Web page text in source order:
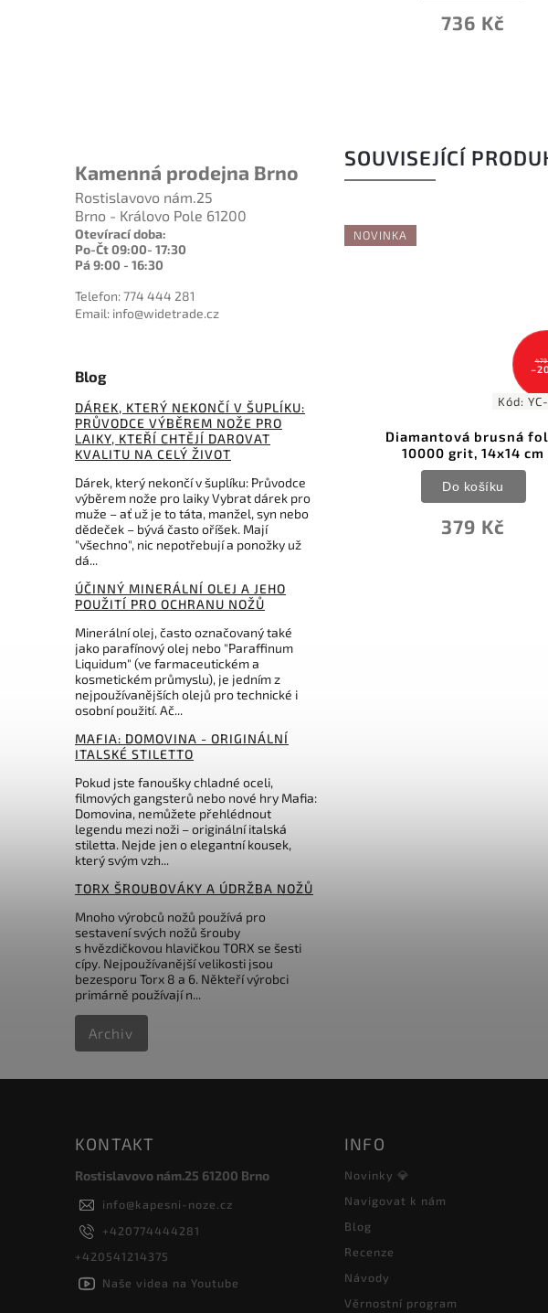
Kamenná prodejna Brno
Rostislavovo nám.25
Brno - Královo Pole 61200
Otevírací doba:
Po-Čt 09:00- 17:30
Pá 9:00 - 16:30
Telefon: 774 444 281
Email: info@widetrade.cz
Blog
DÁREK, KTERÝ NEKONČÍ V ŠUPLÍKU:
PRŮVODCE VÝBĚREM NOŽE PRO
LAIKY, KTEŘÍ CHTĚJÍ DAROVAT
KVALITU NA CELÝ ŽIVOT
Dárek, který nekončí v šuplíku: Průvodce
výběrem nože pro laiky Vybrat dárek pro
muže – ať už je to táta, manžel, syn nebo
dědeček – bývá často oříšek. Mají
"všechno", nic nepotřebují a ponožky už
dá...
ÚČINNÝ MINERÁLNÍ OLEJ A JEHO
POUŽITÍ PRO OCHRANU NOŽŮ
Minerální olej, často označovaný také
jako parafínový olej nebo "Paraffinum
Liquidum" (ve farmaceutickém a
kosmetickém průmyslu), je jedním z
nejpoužívanějších olejů pro technické i
osobní použití. Ač...
MAFIA: DOMOVINA - ORIGINÁLNÍ
ITALSKÉ STILETTO
Pokud jste fanoušky chladné oceli,
filmových gangsterů nebo nové hry Mafia:
Domovina, nemůžete přehlédnout
legendu mezi noži – originální italská
stiletta. Nejde jen o elegantní kousek,
který svým vzh...
TORX ŠROUBOVÁKY A ÚDRŽBA NOŽŮ
Mnoho výrobců nožů používá pro
sestavení svých nožů šrouby
s hvězdičkovou hlavičkou TORX se šesti
cípy. Nejpoužívanější velikosti jsou
bezesporu Torx 8 a 6. Někteří výrobci
primárně používají n...
Archiv
3 432
SOUVISEJÍCÍ
–6 %
DMTD6EE
Bench Stone
NOVINKA
Kód:
Diamantová brusná folie
10000 grit, 14x14 cm
379 Kč
Do košíku
Lansky Steel
KONTAKT
Rostislavovo nám.25 61200 Brno
info@kapesni-noze.cz
+420774444281
+420541214375
Naše videa na Youtube
INFO
Novinky 💎
Navigovat k nám
Blog
Recenze
Návody
Věrnostní program